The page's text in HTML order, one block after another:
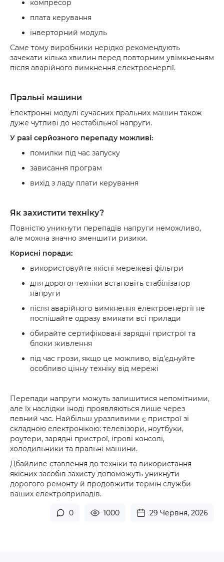
компресор
плата керування
інверторний модуль
Саме тому виробники нерідко рекомендують
зачекати кілька хвилин перед повторним увімкненням
після аварійного вимкнення електроенергії.
Пральні машини
Електронні модулі сучасних пральних машин також
дуже чутливі до нестабільної напруги.
У разі серйозного перепаду можливі:
помилки під час запуску
зависання програм
вихід з ладу плати керування
Як захистити техніку?
Повністю уникнути перепадів напруги неможливо,
але можна значно зменшити ризики.
Корисні поради:
використовуйте якісні мережеві фільтри
для дорогої техніки встановіть стабілізатор
напруги
після аварійного вимкнення електроенергії не
поспішайте одразу вмикати всі прилади
обирайте сертифіковані зарядні пристрої та
блоки живлення
під час грози, якщо це можливо, від'єднуйте
особливо цінну техніку від мережі
Перепади напруги можуть залишитися непомітними,
але їх наслідки іноді проявляються лише через
певний час. Найбільш уразливими є пристрої зі
складною електронікою: телевізори, ноутбуки,
роутери, зарядні пристрої, ігрові консолі,
холодильники та пральні машини.
Дбайливе ставлення до техніки та використання
якісних засобів захисту допоможуть уникнути
дорогого ремонту й продовжити термін служби
ваших електроприладів.
0 1000 29 Червня, 2026